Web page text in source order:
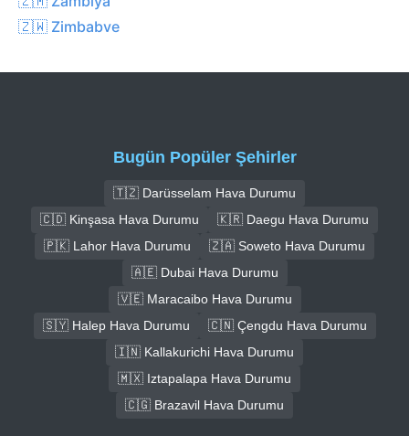
🇿🇼 Zimbabve
Bugün Popüler Şehirler
🇹🇿 Darüsselam Hava Durumu
🇨🇩 Kinşasa Hava Durumu
🇰🇷 Daegu Hava Durumu
🇵🇰 Lahor Hava Durumu
🇿🇦 Soweto Hava Durumu
🇦🇪 Dubai Hava Durumu
🇻🇪 Maracaibo Hava Durumu
🇸🇾 Halep Hava Durumu
🇨🇳 Çengdu Hava Durumu
🇮🇳 Kallakurichi Hava Durumu
🇲🇽 Iztapalapa Hava Durumu
🇨🇬 Brazavil Hava Durumu